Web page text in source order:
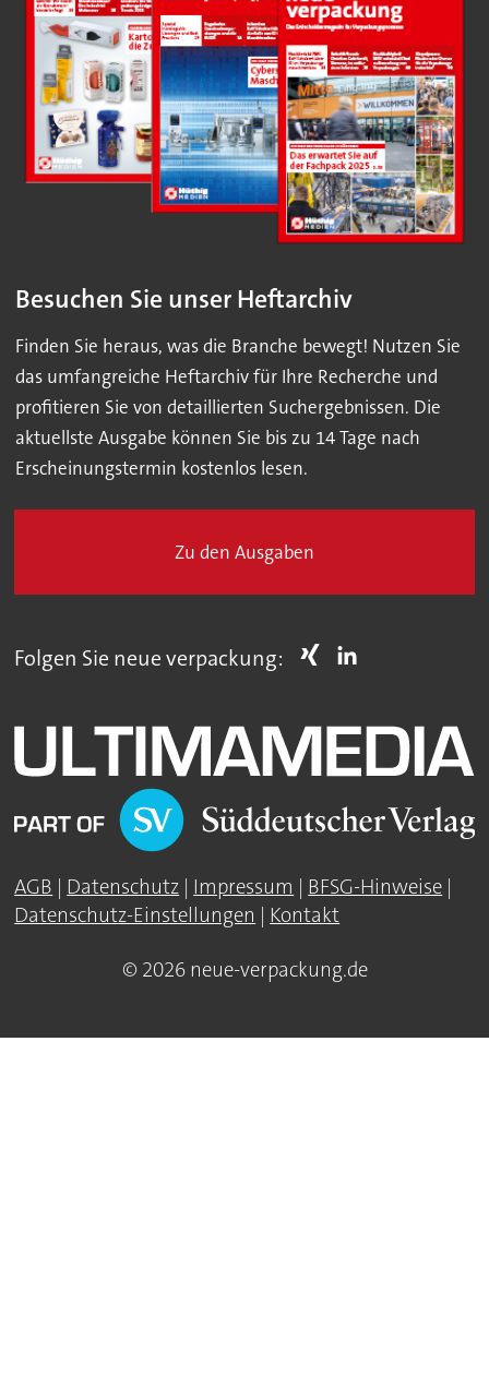
Besuchen Sie unser Heftarchiv
Finden Sie heraus, was die Branche bewegt! Nutzen Sie
das umfangreiche Heftarchiv für Ihre Recherche und
profitieren Sie von detaillierten Suchergebnissen. Die
aktuellste Ausgabe können Sie bis zu 14 Tage nach
Erscheinungstermin kostenlos lesen.
Zu den Ausgaben
Folgen Sie neue verpackung:
AGB | Datenschutz | Impressum | BFSG-Hinweise |
Datenschutz-Einstellungen | Kontakt
© 2026 neue-verpackung.de